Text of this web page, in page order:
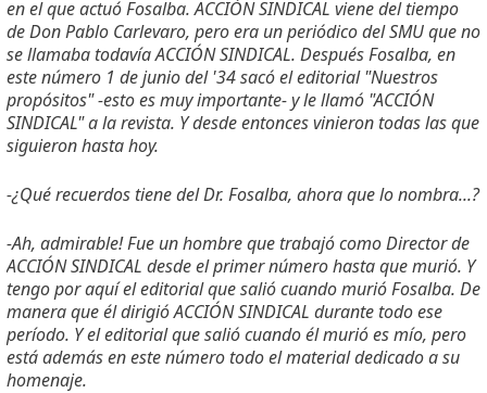
en el que actuó Fosalba. ACCIÓN SINDICAL viene del tiempo
de Don Pablo Carlevaro, pero era un periódico del SMU que no
se llamaba todavía ACCIÓN SINDICAL. Después Fosalba, en
este número 1 de junio del '34 sacó el editorial "Nuestros
propósitos" -esto es muy importante- y le llamó "ACCIÓN
SINDICAL" a la revista. Y desde entonces vinieron todas las que
siguieron hasta hoy.
-¿Qué recuerdos tiene del Dr. Fosalba, ahora que lo nombra...?
-Ah, admirable! Fue un hombre que trabajó como Director de
ACCIÓN SINDICAL desde el primer número hasta que murió. Y
tengo por aquí el editorial que salió cuando murió Fosalba. De
manera que él dirigió ACCIÓN SINDICAL durante todo ese
período. Y el editorial que salió cuando él murió es mío, pero
está además en este número todo el material dedicado a su
homenaje.